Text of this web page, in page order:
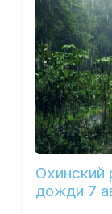
Охинский
дожди 7